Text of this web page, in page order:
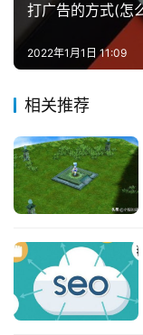
打广告的方式(怎
2022年1月1日 11:09
相关推荐